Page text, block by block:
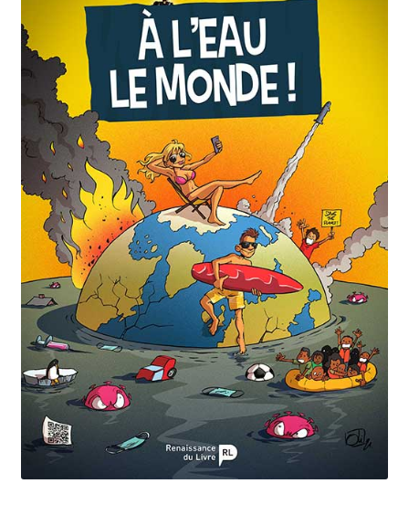
Mon compte
Page d’accueil
Page d’exemple
Panier
Politique de confidentialité
Validation de la commande